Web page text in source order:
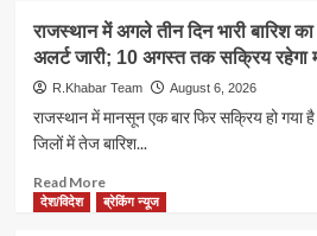
प्रदर्शन;
36
से
कार्यकर्ता
हिरासत
जयपुर
में
थर्ड
ग्रेड
महाधरना
तबादला
राजस्थान में अगले तीन दिन भारी बारिश
अलर्ट जारी; 10 अगस्त तक सक्रिय रहेगा
R.Khabar Team August 6, 2026
राजस्थान में मानसून एक बार फिर सक्रिय हो गया
जिलों में तेज बारिश...
Read MoreRead
more
देश/विदेश ब्रेकिंग न्यूज